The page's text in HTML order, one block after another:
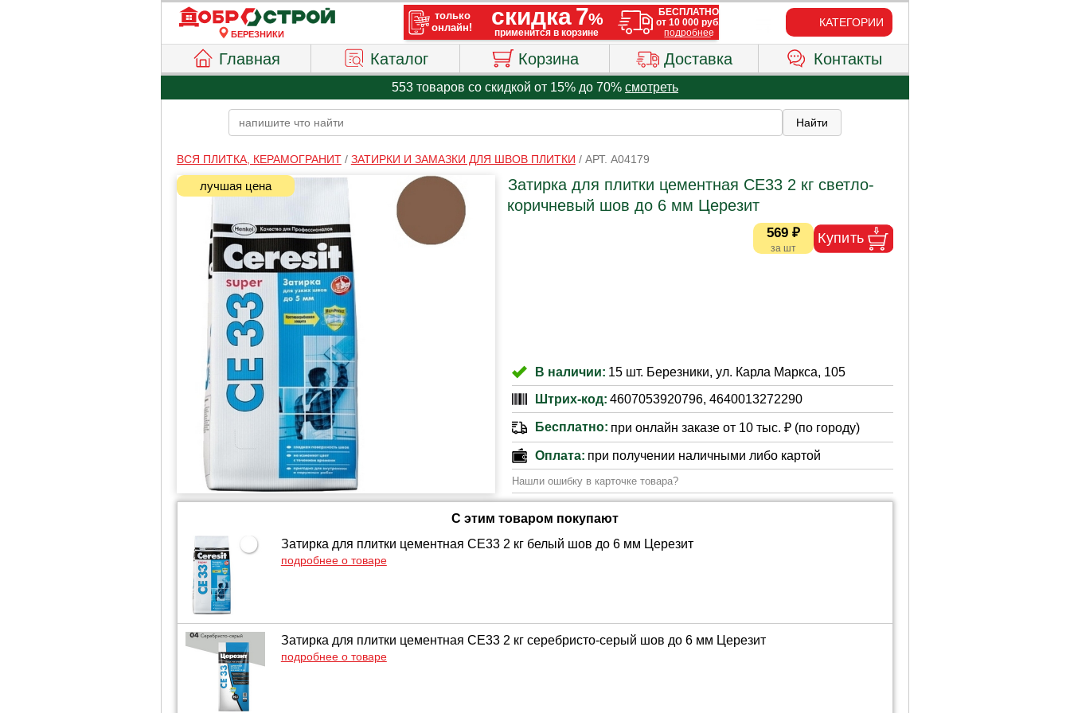
БЕРЕЗНИКИ
КАТЕГОРИИ
Главная Каталог Корзина Доставка Контакты
553 товаров со скидкой от 15% до 70% смотреть
ВСЯ ПЛИТКА, КЕРАМОГРАНИТ/ ЗАТИРКИ И ЗАМАЗКИ ДЛЯ ШВОВ ПЛИТКИ / АРТ. A04179
Затирка для плитки цементная CE33 2 кг светло-
коричневый шов до 6 мм Церезит
569 ₽
В наличии: 15 шт. Березники, ул. Карла Маркса, 105
Штрих-код: 4607053920796, 4640013272290
Бесплатно: при онлайн заказе от 10 тыс. ₽ (по городу)
Оплата: при получении наличными либо картой
Нашли ошибку в карточке товара?
С этим товаром покупают
Затирка для плитки цементная CE33 2 кг белый шов до 6 мм Церезит
подробнее о товаре
Затирка для плитки цементная CE33 2 кг серебристо-серый шов до 6 мм Церезит
подробнее о товаре